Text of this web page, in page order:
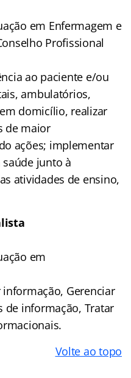
em Enfermagem e
Profissional
ao paciente e/ou
ambulatórios,
domicílio, realizar
de maior
ações; implementar
junto à
atividades de ensino,
em
Gerenciar
de informação, Tratar
Volte ao topo